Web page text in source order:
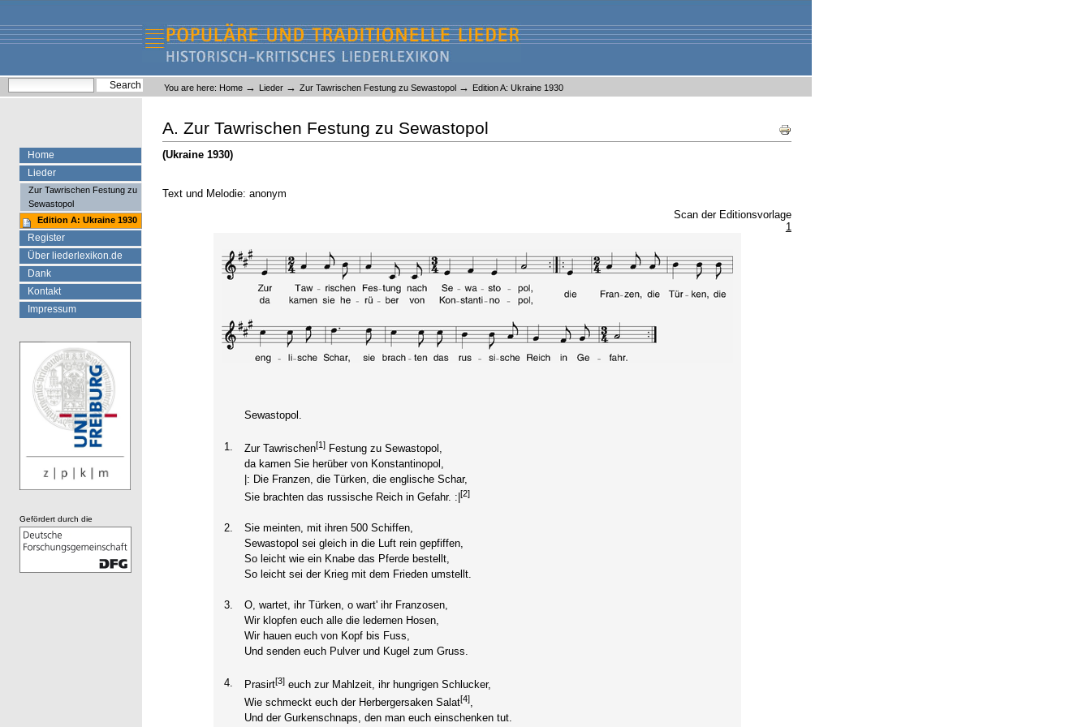
content.
navigation
Liederlexikon
Personal
tools
You are here: Home → Lieder → Zur Tawrischen Festung zu Sewastopol → Edition A: Ukraine 1930
Document
Actions
A. Zur Tawrischen Festung zu Sewastopol
(Ukraine 1930)
Text und Melodie: anonym
Scan der Editionsvorlage
1
Sewastopol.
1. Zur Tawrischen[1]Festung zu Sewastopol,
da kamen Sie herüber von Konstantinopol,
|: Die Franzen, die Türken, die englische Schar,
Sie brachten das russische Reich in Gefahr. :| [2]
2.
Sie meinten, mit ihren 500 Schiffen,
Sewastopol sei gleich in die Luft rein gepfiffen,
So leicht wie ein Knabe das Pferde bestellt,
So leicht sei der Krieg mit dem Frieden umstellt.
3.
O, wartet, ihr Türken, o wart' ihr Franzosen,
Wir klopfen euch alle die ledernen Hosen,
Wir hauen euch von Kopf bis Fuss,
Und senden euch Pulver und Kugel zum Gruss.
4. Prasirt[3]euch zur Mahlzeit, ihr hungrigen Schlucker,
Wie schmeckt euch der Herbergersaken Salat[4],
Und der Gurkenschnaps, den man euch einschenken tut.
Home
Lieder
Zur Tawrischen Festung zu
Sewastopol
Edition A: Ukraine 1930
Register
Über liederlexikon.de
Dank
Kontakt
Impressum
Gefördert durch die